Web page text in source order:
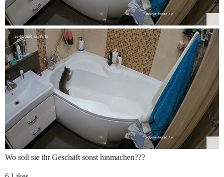
Wo soll sie ihr Geschäft sonst hinmachen???